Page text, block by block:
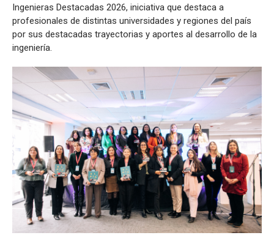
Ingenieras Destacadas 2026, iniciativa que destaca a
profesionales de distintas universidades y regiones del país
por sus destacadas trayectorias y aportes al desarrollo de la
ingeniería.